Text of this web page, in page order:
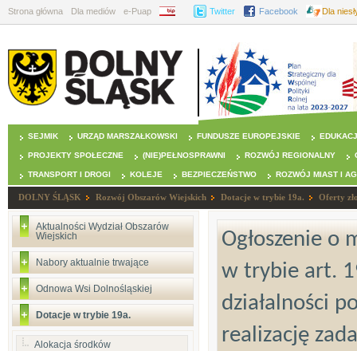
Strona główna Dla mediów e-Puap BIP Twitter Facebook Dla
SEJMIK URZĄD MARSZAŁKOWSKI FUNDUSZE EUROPEJSKIE
PROJEKTY SPOŁECZNE (NIE)PEŁNOSPRAWNI ROZWÓJ REGIONALNY
TRANSPORT I DROGI KOLEJE BEZPIECZEŃSTWO ROZWÓJ MIAST I
DOLNY ŚLĄSK Rozwój Obszarów Wiejskich Dotacje w trybie 19a. Oferty
Aktualności Wydział Obszarów
Wiejskich
Nabory aktualnie trwające
Odnowa Wsi Dolnośląskiej
Dotacje w trybie 19a.
Alokacja środków
Ogłoszenie o
w trybie art.
działalności
realizację